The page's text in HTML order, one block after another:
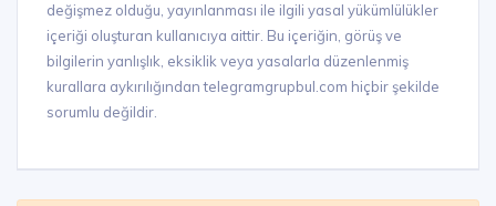
değişmez olduğu, yayınlanması ile ilgili yasal yükümlülükler
içeriği oluşturan kullanıcıya aittir. Bu içeriğin, görüş ve
bilgilerin yanlışlık, eksiklik veya yasalarla düzenlenmiş
kurallara aykırılığından telegramgrupbul.com hiçbir şekilde
sorumlu değildir.